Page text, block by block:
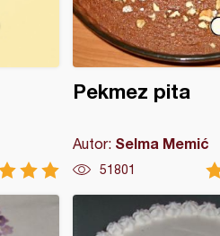
Pekmez pita
Autor: Selma Memić
51801